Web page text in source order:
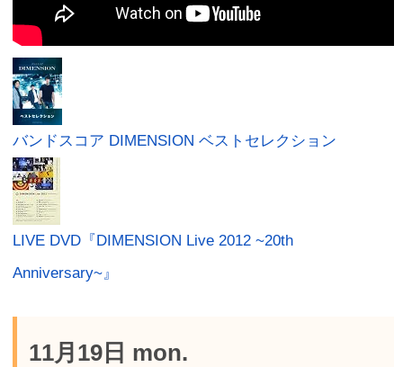
バンドスコア DIMENSION ベストセレクション
LIVE DVD『DIMENSION Live 2012 ~20th
Anniversary~』
11月19日 mon.